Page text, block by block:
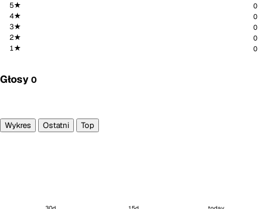
5★
0
4★ 0
3★ 0
2★ 0
1★ 0
Głosy 0
Wykres
Ostatni Top